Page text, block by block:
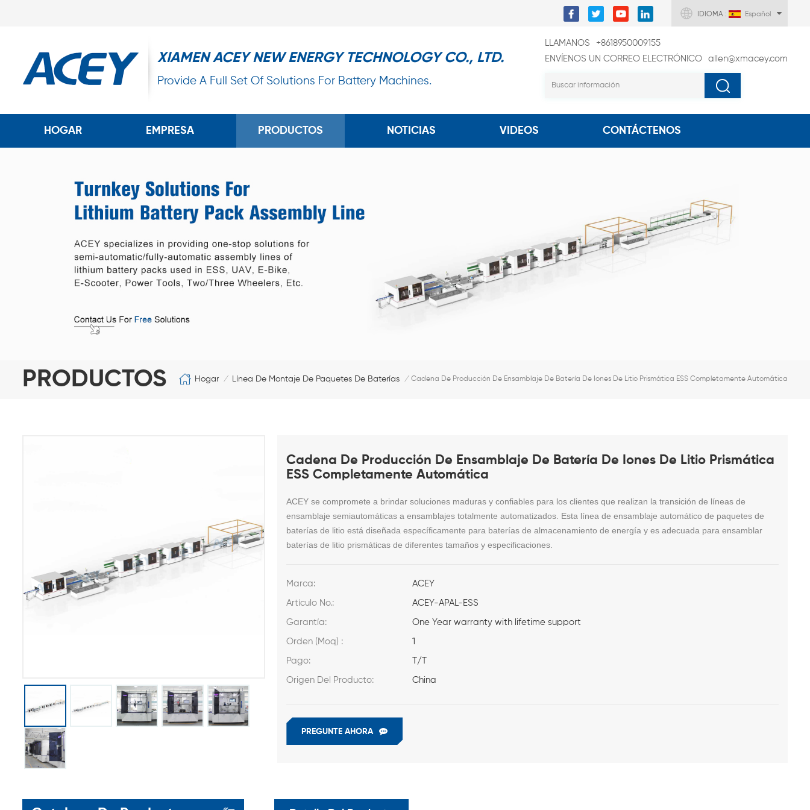
IDIOMA : Español
XIAMEN ACEY NEW ENERGY TECHNOLOGY CO., LTD.
Provide A Full Set Of Solutions For Battery Machines.
LLAMANOS
+8618950009155
ENVÍENOS UN CORREO ELECTRÓNICO
allen@xmacey.com
HOGAR EMPRESA PRODUCTOS NOTICIAS VIDEOS CONTÁCTENOS
PRODUCTOS Hogar / Línea De Montaje De Paquetes De Baterías / Cadena De Producción De Ensamblaje De Batería De Iones De Litio Prismática ESS Completamente Automática
Cadena De Producción De Ensamblaje De Batería De Iones De Litio Prismática
ESS Completamente Automática
ACEY se compromete a brindar soluciones maduras y confiables para los clientes que realizan la transición de líneas de
ensamblaje semiautomáticas a ensamblajes totalmente automatizados. Esta línea de ensamblaje automático de paquetes de
baterías de litio está diseñada específicamente para baterías de almacenamiento de energía y es adecuada para ensamblar
baterías de litio prismáticas de diferentes tamaños y especificaciones.
Marca: ACEY
Artículo No.: ACEY-APAL-ESS
Garantía: One Year warranty with lifetime support
Orden (Moq) : 1
Pago: T/T
Origen Del Producto: China
PREGUNTE AHORA